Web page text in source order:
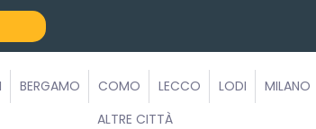
BERGAMO COMO LECCO LODI MILANO
ALTRE CITTÀ